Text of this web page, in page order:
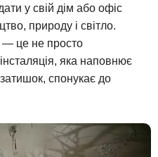
у свій дім або офіс
природу і світло.
це не просто
яка наповнює
спонукає до